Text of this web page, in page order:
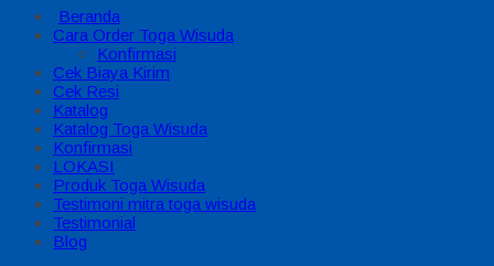
Beranda
Cara Order Toga Wisuda
Konfirmasi
Cek Biaya Kirim
Cek Resi
Katalog
Katalog Toga Wisuda
Konfirmasi
LOKASI
Produk Toga Wisuda
Testimoni mitra toga wisuda
Testimonial
Blog